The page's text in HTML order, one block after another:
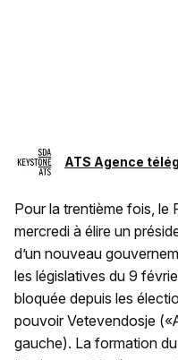
ATS Agence
Pour la trentième fois, le
mercredi à élire un
d’un nouveau
les législatives du 9
bloquée depuis les
pouvoir Vetevendosje
gauche). La formation